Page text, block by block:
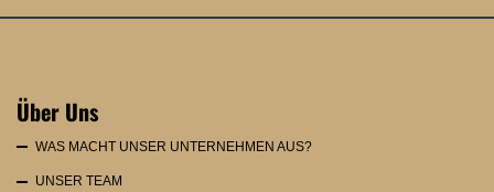
Über Uns
WAS MACHT UNSER UNTERNEHMEN AUS?
UNSER TEAM